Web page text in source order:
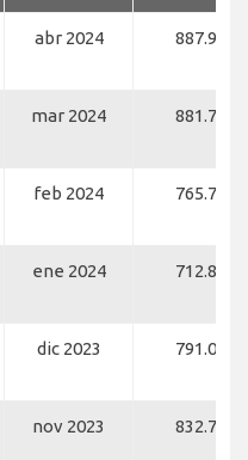
abr 2024 887.940
mar 2024 881.706
feb 2024 765.729
ene 2024 712.812
dic 2023 791.036
nov 2023 832.703